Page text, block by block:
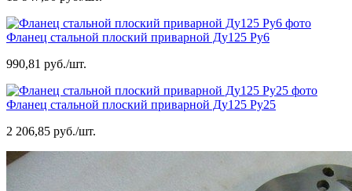
Фланец стальной плоский приварной Ду125 Ру6
990,81 руб./шт.
Фланец стальной плоский приварной Ду125 Ру25
2 206,85 руб./шт.